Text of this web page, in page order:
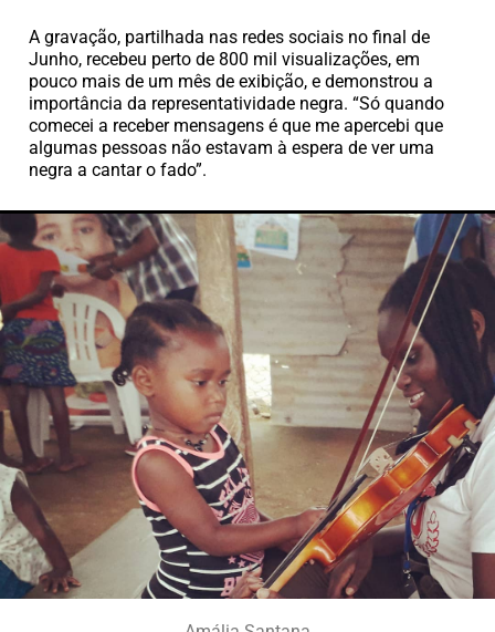
A gravação, partilhada nas redes sociais no final de
Junho, recebeu perto de 800 mil visualizações, em
pouco mais de um mês de exibição, e demonstrou a
importância da representatividade negra. “Só quando
comecei a receber mensagens é que me apercebi que
algumas pessoas não estavam à espera de ver uma
negra a cantar o fado”.